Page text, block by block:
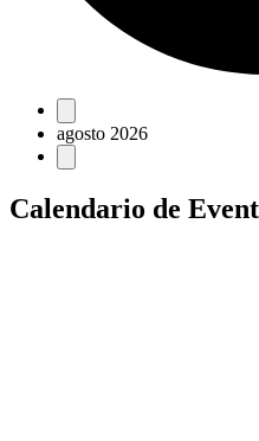
Eventos
agosto 2026
Calendario de